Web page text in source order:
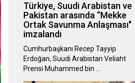
Türkiye, Suudi Arabistan ve
Pakistan arasında “Mekke
Ortak Savunma Anlaşması"
imzalandı
Cumhurbaşkanı Recep Tayyip
Erdoğan, Suudi Arabistan Veliaht
Prensi Muhammed bin …